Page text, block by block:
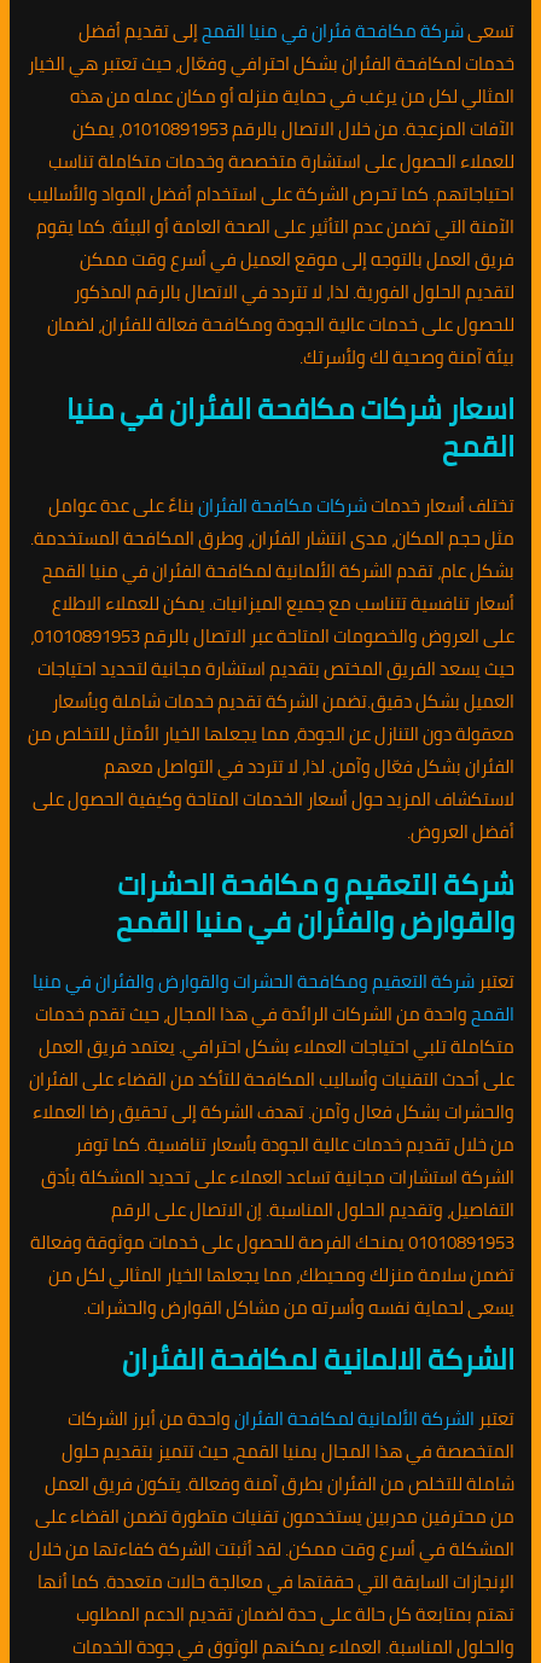
تسعىشركة مكافحة فئران في منيا القمحإلى تقديم أفضل
خدمات لمكافحة الفئران بشكل احترافي وفعّال، حيث تعتبر هي الخيار
المثالي لكل من يرغب في حماية منزله أو مكان عمله من هذه
الآفات المزعجة. من خلال الاتصال بالرقم 01010891953، يمكن
للعملاء الحصول على استشارة متخصصة وخدمات متكاملة تناسب
احتياجاتهم. كما تحرص الشركة على استخدام أفضل المواد والأساليب
الآمنة التي تضمن عدم التأثير على الصحة العامة أو البيئة. كما يقوم
فريق العمل بالتوجه إلى موقع العميل في أسرع وقت ممكن
لتقديم الحلول الفورية. لذا، لا تتردد في الاتصال بالرقم المذكور
للحصول على خدمات عالية الجودة ومكافحة فعالة للفئران، لضمان
بيئة آمنة وصحية لك ولأسرتك.
اسعار شركات مكافحة الفئران في منيا
القمح
تختلف أسعار خدماتشركات مكافحة الفئرانبناءً على عدة عوامل
مثل حجم المكان، مدى انتشار الفئران، وطرق المكافحة المستخدمة.
بشكل عام، تقدم الشركة الألمانية لمكافحة الفئران في منيا القمح
أسعار تنافسية تتناسب مع جميع الميزانيات. يمكن للعملاء الاطلاع
على العروض والخصومات المتاحة عبر الاتصال بالرقم 01010891953،
حيث يسعد الفريق المختص بتقديم استشارة مجانية لتحديد احتياجات
العميل بشكل دقيق.تضمن الشركة تقديم خدمات شاملة وبأسعار
معقولة دون التنازل عن الجودة، مما يجعلها الخيار الأمثل للتخلص من
الفئران بشكل فعّال وآمن. لذا، لا تتردد في التواصل معهم
لاستكشاف المزيد حول أسعار الخدمات المتاحة وكيفية الحصول على
أفضل العروض.
شركة التعقيم و مكافحة الحشرات
والقوارض والفئران في منيا القمح
تعتبرشركة التعقيم ومكافحة الحشرات والقوارض والفئران في منيا
القمحواحدة من الشركات الرائدة في هذا المجال، حيث تقدم خدمات
متكاملة تلبي احتياجات العملاء بشكل احترافي. يعتمد فريق العمل
على أحدث التقنيات وأساليب المكافحة للتأكد من القضاء على الفئران
والحشرات بشكل فعال وآمن. تهدف الشركة إلى تحقيق رضا العملاء
من خلال تقديم خدمات عالية الجودة بأسعار تنافسية. كما توفر
الشركة استشارات مجانية تساعد العملاء على تحديد المشكلة بأدق
التفاصيل، وتقديم الحلول المناسبة. إن الاتصال على الرقم
01010891953 يمنحك الفرصة للحصول على خدمات موثوقة وفعالة
تضمن سلامة منزلك ومحيطك، مما يجعلها الخيار المثالي لكل من
يسعى لحماية نفسه وأسرته من مشاكل القوارض والحشرات.
الشركة الالمانية لمكافحة الفئران
تعتبر الشركة الألمانية لمكافحة الفئرانواحدة من أبرز الشركات
المتخصصة في هذا المجال بمنيا القمح، حيث تتميز بتقديم حلول
شاملة للتخلص من الفئران بطرق آمنة وفعالة. يتكون فريق العمل
من محترفين مدربين يستخدمون تقنيات متطورة تضمن القضاء على
المشكلة في أسرع وقت ممكن. لقد أثبتت الشركة كفاءتها من خلال
الإنجازات السابقة التي حققتها في معالجة حالات متعددة. كما أنها
تهتم بمتابعة كل حالة على حدة لضمان تقديم الدعم المطلوب
والحلول المناسبة. العملاء يمكنهم الوثوق في جودة الخدمات